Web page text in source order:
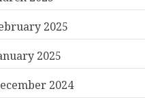
2025
2025
2024